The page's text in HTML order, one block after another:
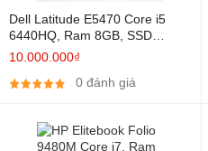
Dell Latitude E5470 Core i5
6440HQ, Ram 8GB, SSD
256GB, 14 Inch HD, HD
10.000.000₫
0 đánh giá